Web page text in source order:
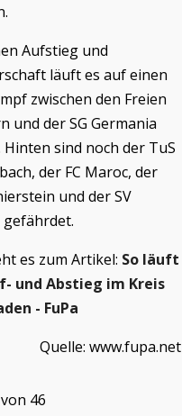
Aufstieg und
läuft es auf einen
zwischen den Freien
und der SG Germania
Hinten sind noch der TuS
der FC Maroc, der
und der SV
gefährdet.
es zum Artikel: So läuft
und Abstieg im Kreis
- FuPa
Quelle: www.fupa.net
46